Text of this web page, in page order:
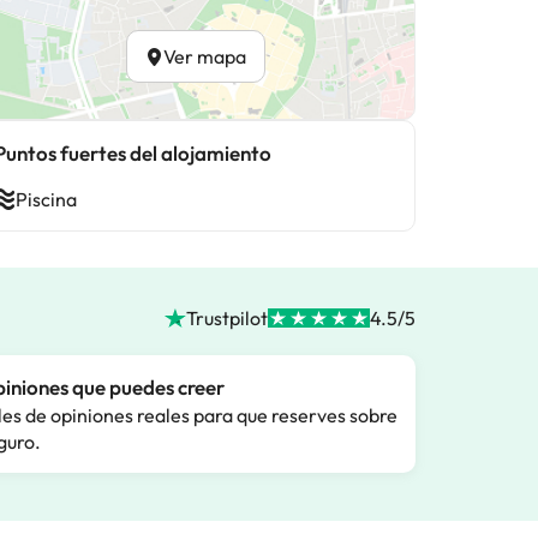
Ver mapa
fuertes del alojamiento
Piscina
Trustpilot 4.5/5
que puedes creer
de opiniones reales para que reserves sobre